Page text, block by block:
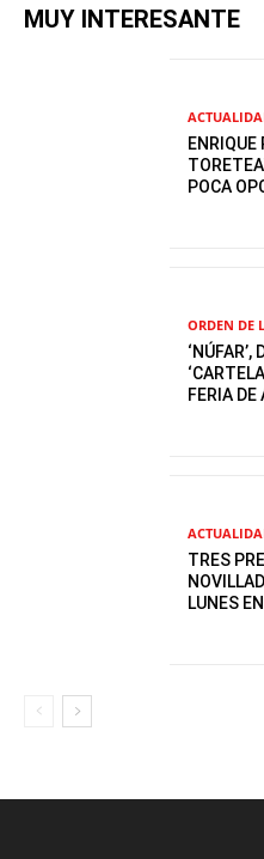
MUY INTERESANTE
POCA
ORDEN DE
‘NÚFAR’,
FERIA DE
TRES
LUNES